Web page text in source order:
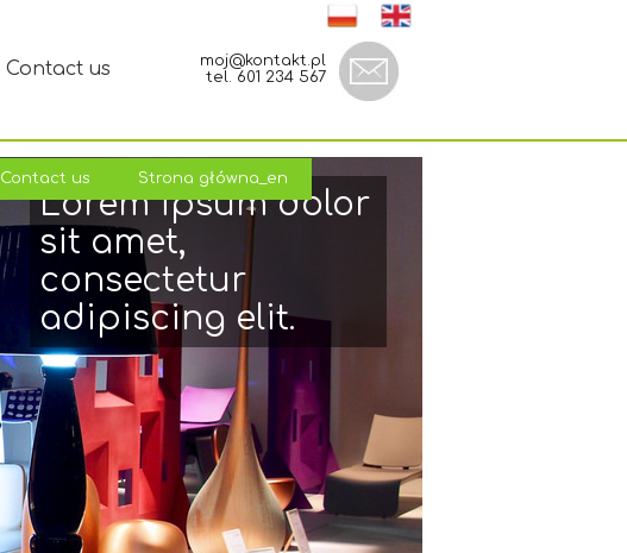
Contact us Strona główna_en
Contact us Strona główna_en
Contact us Strona główna_en
Lorem ipsum dolor
sit amet,
consectetur
adipiscing elit.
Contact us
moj@kontakt.pl
tel. 601 234 567